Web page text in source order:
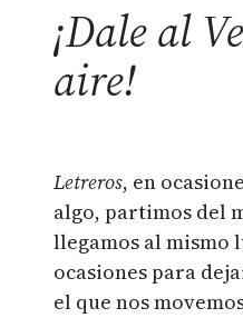
¡Dale al
aire!
Letreros, en
algo, partimos del
llegamos al mismo
ocasiones para
el que nos